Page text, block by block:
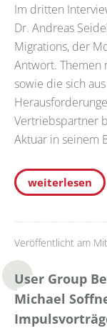
Im dritten
Dr. Andreas
Migrations, der
Antwort. Themen
sowie die sich
Vertriebspartner
Aktuar in seinem
weiterlesen
Veröffentlicht am
User Group
Michael